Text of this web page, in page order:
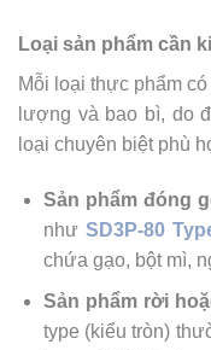
Loại sản phẩm cần
Mỗi loại thực phẩm
lượng và bao bì, do
loại chuyên biệt phù
Sản phẩm đóng
như SD3P-80
chứa gạo, bột mì,
Sản phẩm rời
type (kiểu tròn)